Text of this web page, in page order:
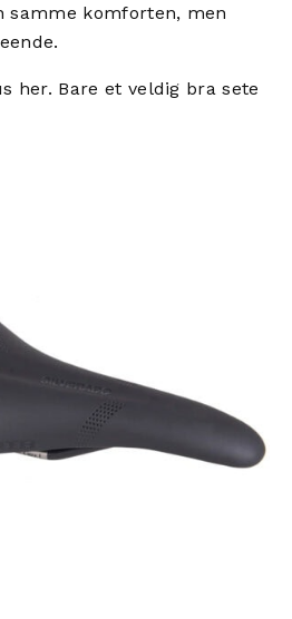
samme komforten, men
her. Bare et veldig bra sete